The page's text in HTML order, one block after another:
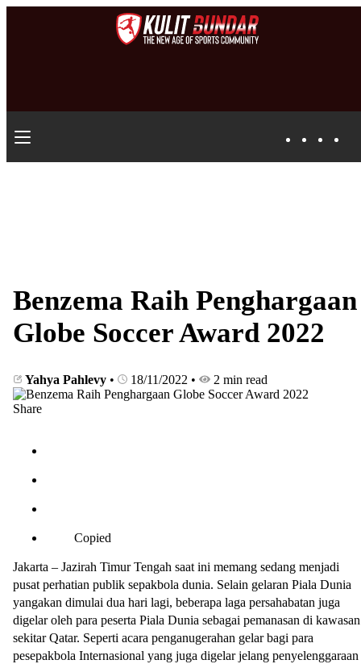
Benzema Raih Penghargaan
Globe Soccer Award 2022
Yahya Pahlevy • 18/11/2022 • 2 min read
Share
Copied
Jakarta – Jazirah Timur Tengah saat ini memang sedang menjadi
pusat perhatian publik sepakbola dunia. Selain gelaran Piala Dunia
yangakan dimulai dua hari lagi, beberapa laga persahabatan juga
digelar oleh para peserta Piala Dunia sebagai pemanasan di kawasan
sekitar Qatar. Seperti acara penganugerahan gelar bagi para
pesepakbola Internasional yang juga digelar jelang penyelenggaraan